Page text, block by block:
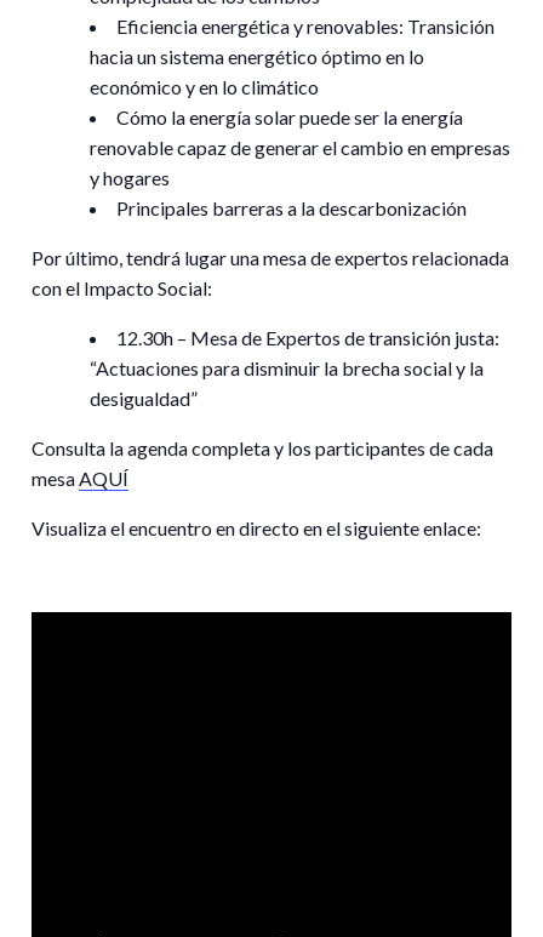
Eficiencia energética y renovables: Transición
hacia un sistema energético óptimo en lo
económico y en lo climático
Cómo la energía solar puede ser la energía
renovable capaz de generar el cambio en empresas
y hogares
Principales barreras a la descarbonización
Por último, tendrá lugar una mesa de expertos relacionada
con el Impacto Social:
12.30h – Mesa de Expertos de transición justa:
“Actuaciones para disminuir la brecha social y la
desigualdad”
Consulta laagenda completa y los participantes de cada
mesaAQUÍ
Visualiza elencuentro en directo en el siguiente enlace: